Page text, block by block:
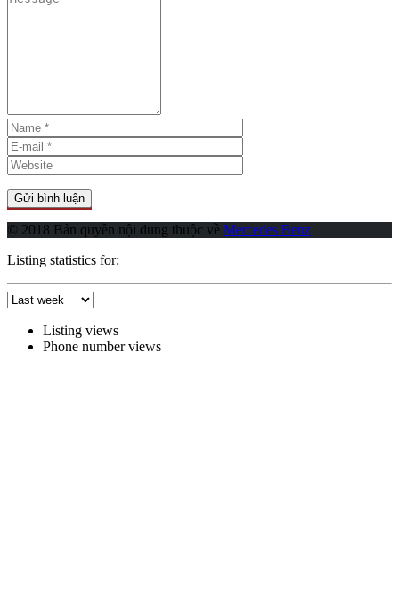
© 2018 Bản quyền nội dung thuộc về Mercedes Benz
Listing statistics for:
Listing views
Phone number views